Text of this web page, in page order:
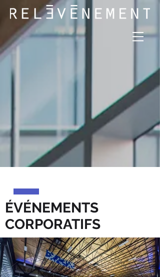
ÉVÉNEMENTS
CORPORATIFS